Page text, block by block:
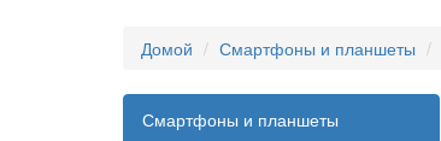
Домой Смартфоны и планшеты
Смартфоны и планшеты